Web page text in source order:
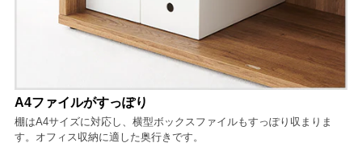
A4ファイルがすっぽり
棚はA4サイズに対応し、横型ボックスファイルもすっぽり収まりま
す。オフィス収納に適した奥行きです。